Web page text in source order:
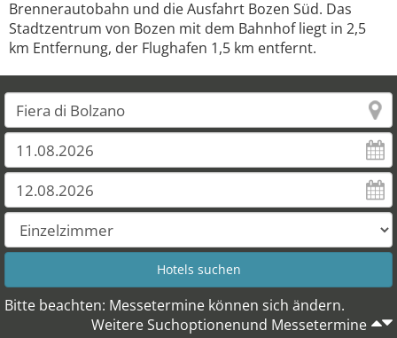
Brennerautobahn und die Ausfahrt Bozen Süd. Das
Stadtzentrum von Bozen mit dem Bahnhof liegt in 2,5
km Entfernung, der Flughafen 1,5 km entfernt.
Bitte beachten: Messetermine können sich ändern.
Weitere Suchoptionenund Messetermine